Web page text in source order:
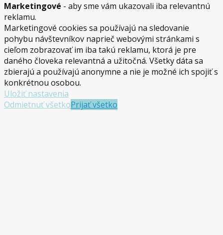
Marketingové - aby sme vám ukazovali iba relevantnú
reklamu.
Marketingové cookies sa používajú na sledovanie
pohybu návštevníkov naprieč webovými stránkami s
cieľom zobrazovať im iba takú reklamu, ktorá je pre
daného človeka relevantná a užitočná. Všetky dáta sa
zbierajú a používajú anonymne a nie je možné ich spojiť s
konkrétnou osobou.
Uložiť nastavenia
Odmietnuť všetkoPrijať všetko